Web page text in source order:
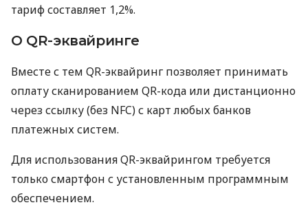
тариф составляет 1,2%.
О QR-эквайринге
Вместе с тем QR-эквайринг позволяет принимать
оплату сканированием QR-кода или дистанционно
через ссылку (без NFC) с карт любых банков
платежных систем.
Для использования QR-эквайрингом требуется
только смартфон с установленным программным
обеспечением.